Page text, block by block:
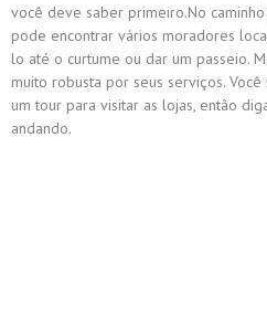
você deve saber primeiro.No
pode encontrar vários moradores
lo até o curtume ou dar um passeio.
muito robusta por seus serviços.
um tour para visitar as lojas, então
andando.